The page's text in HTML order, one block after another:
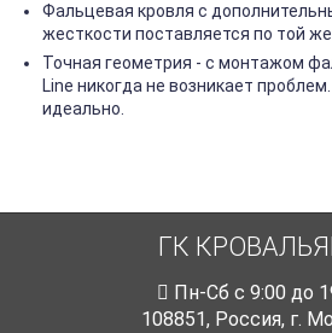
Фальцевая кровля с
жесткости поставляется по той же
Точная геометрия - с монтажом
Line никогда не возникает
идеально.
ГК
Пн-Cб с 9:00 до
108851, Россия, г.